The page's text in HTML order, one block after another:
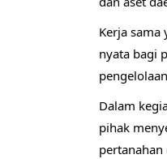
Kerja
nyata bagi
Dalam
pihak